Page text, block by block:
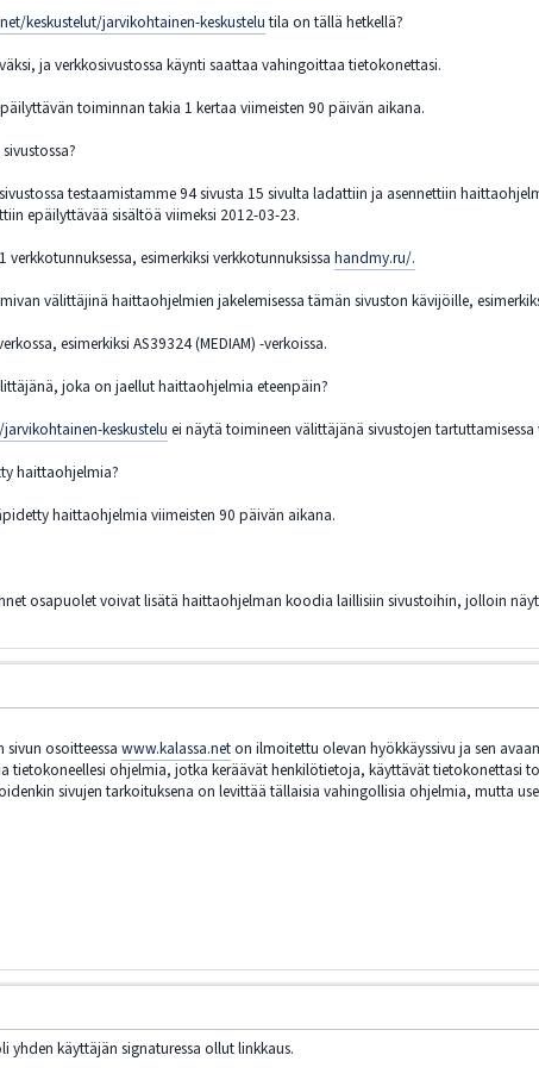
keskustelut/jarvikohtainen-keskustelutila on tällä hetkellä?
ja verkkosivustossa käynti saattaa vahingoittaa tietokonettasi.
toiminnan takia 1 kertaa viimeisten 90 päivän aikana.
testaamistamme 94 sivusta 15 sivulta ladattiin ja asennettiin
epäilyttävää sisältöä viimeksi 2012-03-23.
esimerkiksi verkkotunnuksissahandmy.ru/.
välittäjinä haittaohjelmien jakelemisessa tämän sivuston kävijöille,
esimerkiksi AS39324 (MEDIAM) -verkoissa.
joka on jaellut haittaohjelmia eteenpäin?
keskustelu ei näytä toimineen välittäjänä sivustojen
haittaohjelmia?
haittaohjelmia viimeisten 90 päivän aikana.
osapuolet voivat lisätä haittaohjelman koodia laillisiin sivustoihin, jolloin
sivun osoitteessawww.kalassa.neton ilmoitettu olevan hyökkäyssivu ja sen
tietokoneellesi ohjelmia, jotka keräävät henkilötietoja, käyttävät tietokonettasi
sivujen tarkoituksena on levittää tällaisia vahingollisia ohjelmia, mutta
yhden käyttäjän signaturessa ollut linkkaus.